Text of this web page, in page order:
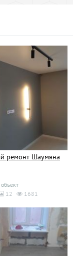
ремонт Шаумяна
12 1681